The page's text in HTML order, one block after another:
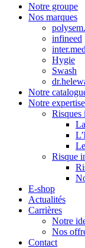
Notre groupe
Nos marques
infineed
inter.med
Hygie
Swash
Notre
Notre expertise
Risques
Risque
E-shop
Actualités
Carrières
Notre
Nos
Contact